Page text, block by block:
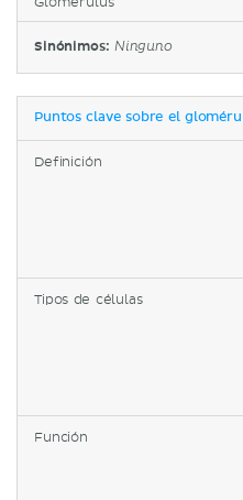
Sinónimos: Ninguno
Puntos clave sobre el
Definición
Tipos de células
Función